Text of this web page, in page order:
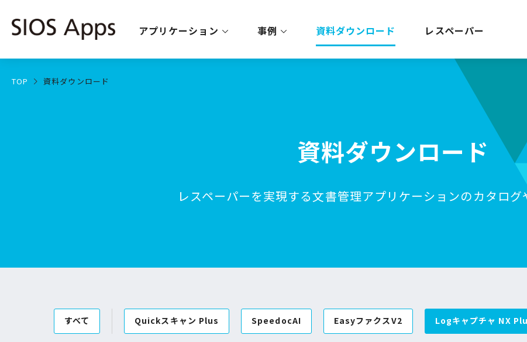
アプリケーション 事例 資料ダウンロード レスペーパー
TOP 資料ダウンロード
資料ダウンロード
レスペーパーを実現する文書管理アプリケーションのカタログ
すべて Quickスキャン Plus SpeedocAI EasyファクスV2 Logキャプチャ NX